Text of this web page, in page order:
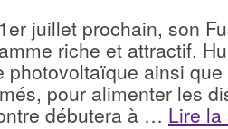
juillet prochain, son
riche et attractif.
photovoltaïque ainsi
pour alimenter les
débutera à … Lire